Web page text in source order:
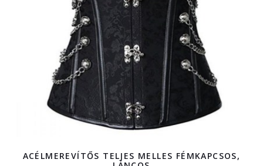
ACÉLMEREVÍTŐS TELJES MELLES FÉMKAPCSOS,